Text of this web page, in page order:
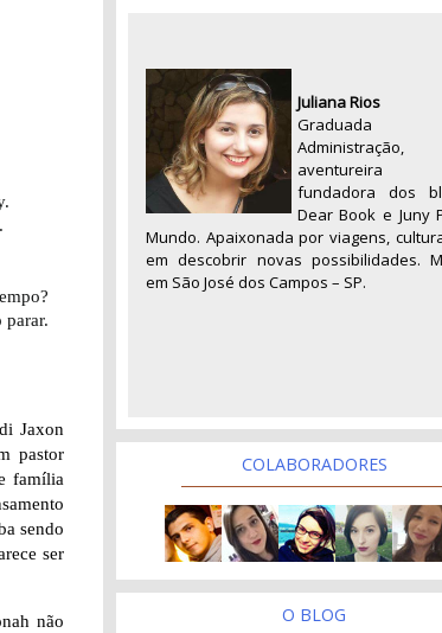
parar.
Jaxon
pastor
família
sendo
ser
não
Juliana Rios
Graduada
Administração,
fundadora dos
Dear Book e Juny
Mundo. Apaixonada por viagens,
em descobrir novas possibilidades.
em São José dos Campos – SP.
COLABORADORES
O BLOG